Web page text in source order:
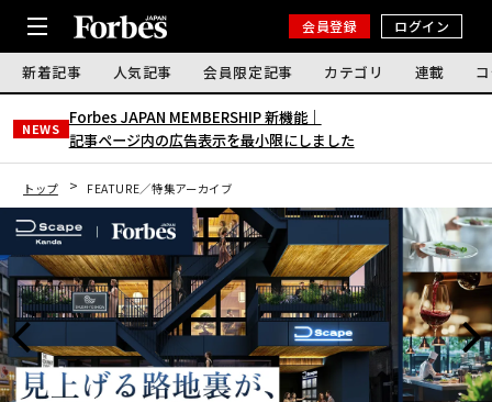
会員登録 ログイン
新着記事 人気記事 会員限定記事 カテゴリ 連載
NEWS
Forbes JAPAN MEMBERSHIP 新機能｜
記事ページ内の広告表示を最小限にしました
トップ FEATURE／特集アーカイブ